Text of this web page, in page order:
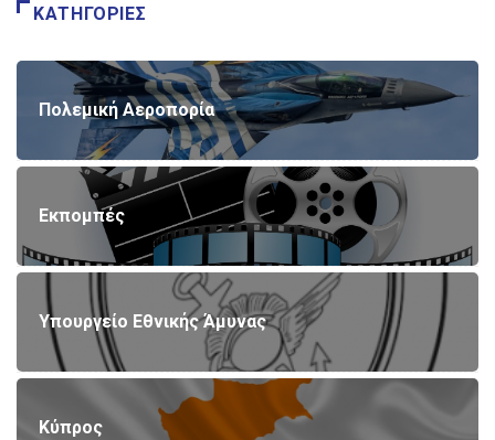
ΚΑΤΗΓΟΡΊΕΣ
Πολεμική Αεροπορία
Εκπομπές
Υπουργείο Εθνικής Άμυνας
Κύπρος